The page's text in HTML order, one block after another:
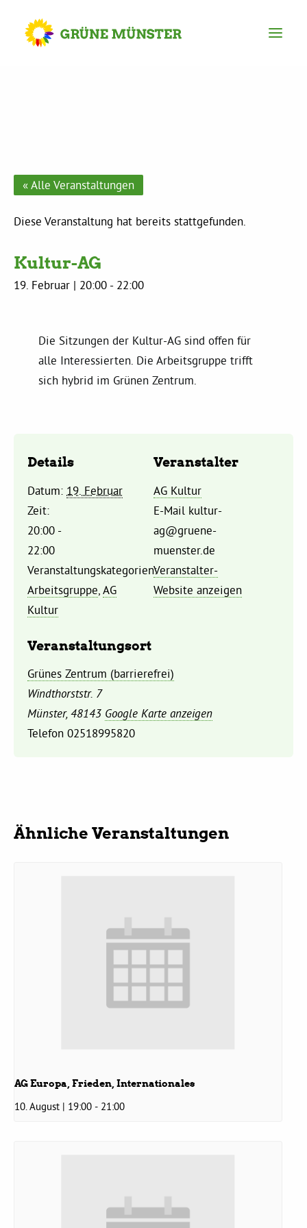
Kreisgeschäftsstelle
Mitgliederversammlung
Ortsverbände
Sylvia Rietenberg, MdB
Dorothea Deppermann, MdL
Josefine Paul, MdL
Robin Korte, MdL
Daniel Freund, MdEP
Delegierte
Grüne im Rathaus
Aktiv werden
Arbeitsgruppen
Engagement-Sprechstunde
« Alle Veranstaltungen
Diese Veranstaltung hat bereits stattgefunden.
Kultur-AG
19. Februar | 20:00 - 22:00
Die Sitzungen der Kultur-AG sind offen für
alle Interessierten. Die Arbeitsgruppe trifft
sich hybrid im Grünen Zentrum.
Details
Datum: 19. Februar
Zeit:
20:00 -
22:00
Veranstaltungskategorien:
Arbeitsgruppe ,AG
Kultur
Veranstaltungsort
Grünes Zentrum (barrierefrei)
Windthorststr. 7
Münster, 48143 Google Karte anzeigen
Telefon 02518995820
Veranstalter
AG Kultur
E-Mail kultur-
ag@gruene-
muenster.de
Veranstalter-
Website anzeigen
Ähnliche Veranstaltungen
AG Europa, Frieden, Internationales
10. August | 19:00 - 21:00